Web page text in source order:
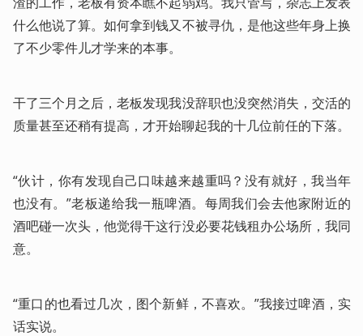
什么他说了算。如何拿到钱又不被寻仇，是他这些年身上换
了不少零件儿才学来的本事。
干了三个月之后，老板发现我没辞职也没突然消失，交活的
质量甚至还稍有提高，才开始聊起我的十几位前任的下落。
“伙计，你有发现自己口味越来越重吗？没有就好，我当年
也没有。”老板递给我一瓶啤酒。每周我们会去他家附近的
酒吧碰一次头，他觉得干这行没必要花钱租办公场所，我同
意。
“重口的也看过几次，图个新鲜，不喜欢。”我接过啤酒，实
话实说。